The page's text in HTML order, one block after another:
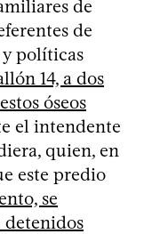
de
de
y políticas
14, a dos
óseos
el intendente
quien, en
este predio
se
detenidos